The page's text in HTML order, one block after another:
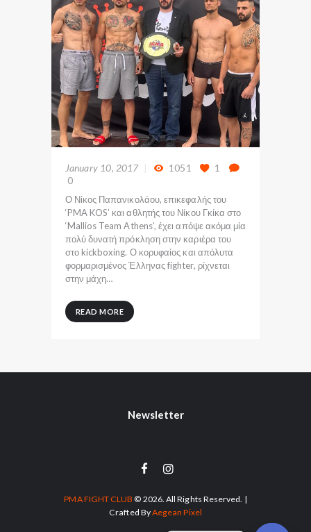
January 10, 2017 1051
1
0
Ο Νίκος Παπανικολάου, επικεφαλής του
‘PMA KOS’ και αθλητής του Νίκου Γκίκα στο
‘Mallios Team Athens’, έχει απόψε ακόμα μία
πολύ δυνατή πρόκληση στην καριέρα του
στο kickboxing. Ο κορυφαίος και απόλυτα
φορμαρισμένος Έλληνας fighter, ρίχνεται
στην μάχη…
READ MORE
Newsletter
PMA FIGHT CLUB © 2026. All Rights Reserved. |
Crafted ByAegean Pixel